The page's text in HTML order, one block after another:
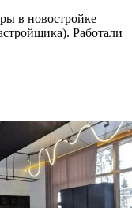
в новостройке
Работали